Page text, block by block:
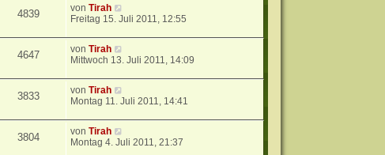
4839 vonTirah
Freitag 15. Juli 2011, 12:55
4647 vonTirah
Mittwoch 13. Juli 2011, 14:09
3833 vonTirah
Montag 11. Juli 2011, 14:41
3804 vonTirah
Montag 4. Juli 2011, 21:37